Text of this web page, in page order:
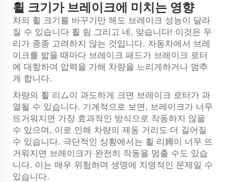
휠 크기가 브레이크에 미치는 영향
차의 휠 크기를 바꾸기만 해도 브레이크 성능이 달라
질 수 있습니다 휠 림 그리고 네, 맞습니다! 이것은 우
리가 종종 고려하지 않는 것입니다. 자동차에서 브레
이크를 밟을 때마다 브레이크 패드가 브레이크 로터
에 대항하여 압력을 가해 차량을 느리게하거나 멈추
게 합니다.
차량의 휠 리ム이 과도하게 크면 브레이크 로터가 과
열될 수 있습니다. 기계적으로 보면, 브레이크가 너무
뜨거워지면 가장 효과적인 방식으로 작동하지 않을
수 있으며, 이로 인해 차량의 제동 거리도 더 길어질
수 있습니다. 극단적인 상황에서는 휠 리姆이 너무 뜨
거워지면 브레이크가 완전히 작동을 멈출 수도 있습
니다. 이는 매우 위험하며 생명에 치명적인 문제일 수
있습니다.